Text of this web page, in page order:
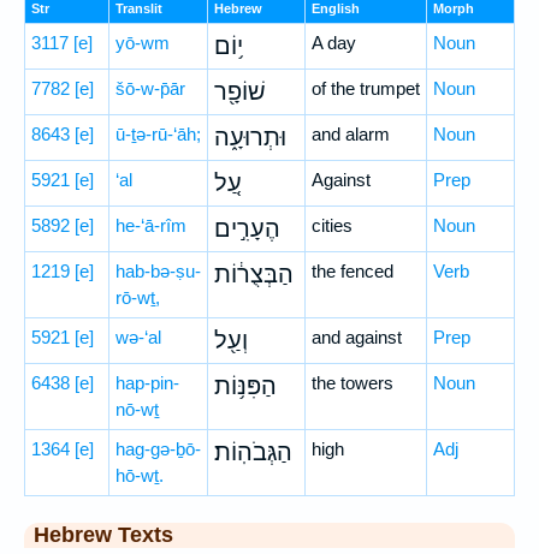
Str Translit Hebrew English Morph
3117 [e] yō-wm י֥וֹם A day Noun
7782 [e] šō-w-p̄ār שׁוֹפָ֖ר of the trumpet Noun
8643 [e] ū-ṯə-rū-‘āh; וּתְרוּעָ֑ה and alarm Noun
5921 [e] ‘al עַ֚ל Against Prep
5892 [e] he-‘ā-rîm הֶעָרִ֣ים cities Noun
1219 [e]
hab-bə-ṣu-
rō-wṯ,
הַבְּצֻר֔וֹת the fenced Verb
5921 [e] wə-‘al וְעַ֖ל and against Prep
6438 [e]
hap-pin-
nō-wṯ
הַפִּנּ֥וֹת the towers Noun
1364 [e]
hag-gə-ḇō-
hō-wṯ.
הַגְּבֹהֽוֹת׃ high Adj
Hebrew Texts